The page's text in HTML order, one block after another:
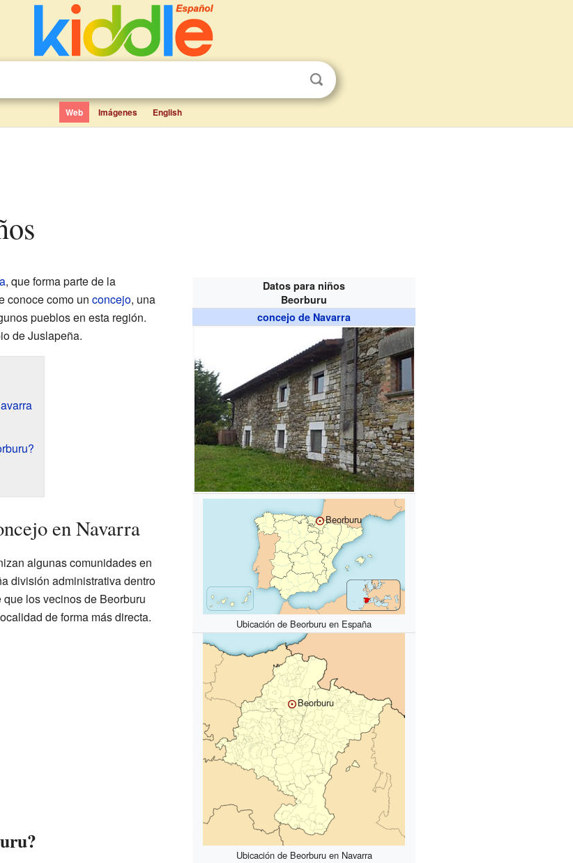
Web Imágenes English
Datos para niños
Beorburu
concejo de Navarra
Beorburu
Ubicación de Beorburu en España
Beorburu
Ubicación de Beorburu en Navarra
, que forma parte de la
conoce como un concejo, una
pueblos en esta región.
de Juslapeña.
en Navarra
algunas comunidades en
división administrativa dentro
los vecinos de Beorburu
de forma más directa.